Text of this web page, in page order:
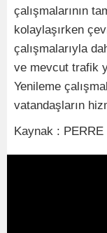
çalışmalarının
kolaylaşırken
çalışmalarıyla
ve mevcut trafik
Yenileme
vatandaşların
Kaynak : PERRE